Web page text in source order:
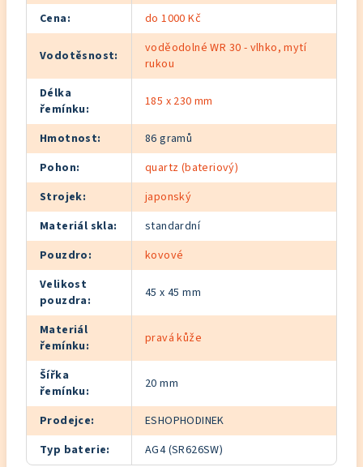
Cena: do 1000 Kč
Vodotěsnost:
voděodolné WR 30 - vlhko, mytí
rukou
Délka
řemínku: 185 x 230 mm
Hmotnost:
86 gramů
Pohon:
quartz (bateriový)
Strojek:
japonský
Materiál skla:
standardní
Pouzdro:
kovové
Velikost
pouzdra: 45 x 45 mm
Materiál
řemínku: pravá kůže
Šířka
řemínku: 20 mm
Prodejce:
ESHOPHODINEK
Typ baterie: AG4 (SR626SW)